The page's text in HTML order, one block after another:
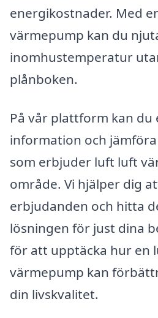
energikostnader. Med
värmepump kan du
inomhustemperatur
plånboken.
På vår plattform kan du
information och
som erbjuder luft luft
område. Vi hjälper dig
erbjudanden och hitta
lösningen för just dina
för att upptäcka hur en
värmepump kan
din livskvalitet.